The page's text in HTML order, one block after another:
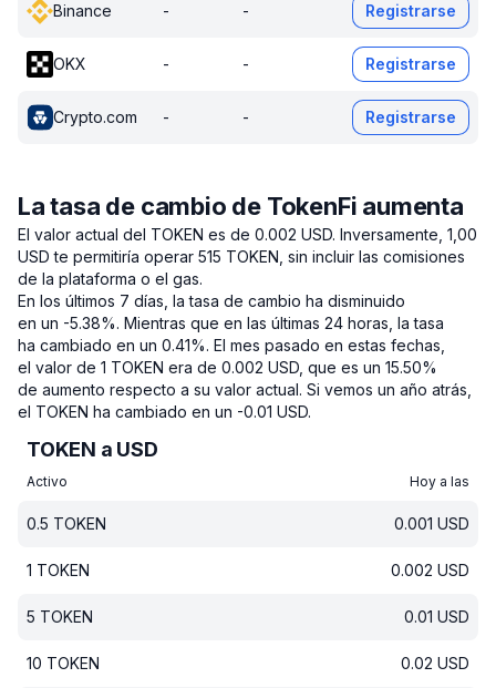
Binance - - Registrarse
OKX - - Registrarse
Crypto.com - - Registrarse
La tasa de cambio de TokenFi aumenta
El valor actual del TOKEN es de 0.002 USD. Inversamente, 1,00
USD te permitiría operar 515 TOKEN, sin incluir las comisiones
de la plataforma o el gas.
En los últimos 7 días, la tasa de cambio ha disminuido
en un -5.38%. Mientras que en las últimas 24 horas, la tasa
ha cambiado en un 0.41%. El mes pasado en estas fechas,
el valor de 1 TOKEN era de 0.002 USD, que es un 15.50%
de aumento respecto a su valor actual. Si vemos un año atrás,
el TOKEN ha cambiado en un -0.01 USD.
TOKEN a USD
Activo Hoy a las
0.5 TOKEN 0.001 USD
1 TOKEN 0.002 USD
5 TOKEN 0.01 USD
10 TOKEN 0.02 USD